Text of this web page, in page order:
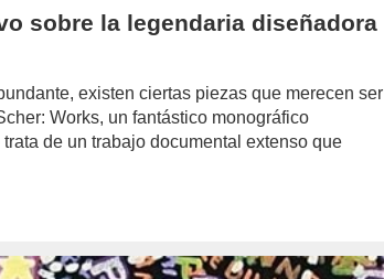
sobre la legendaria diseñadora
existen ciertas piezas que merecen ser
Works, un fantástico monográfico
de un trabajo documental extenso que